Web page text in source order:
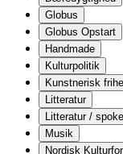
Globus
Globus Opstart
Handmade
Kulturpolitik
Kunstnerisk
Litteratur
Litteratur /
Musik
Nordisk